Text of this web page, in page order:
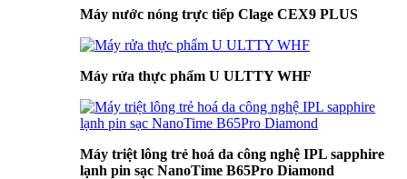
Máy nước nóng trực tiếp Clage CEX9 PLUS
Máy rửa thực phẩm U ULTTY WHF
Máy triệt lông trẻ hoá da công nghệ IPL sapphire
lạnh pin sạc NanoTime B65Pro Diamond